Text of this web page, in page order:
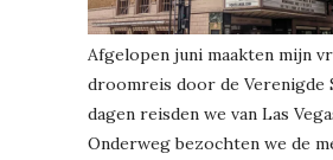
Afgelopen juni maakten mijn
droomreis door de Verenigde
dagen reisden we van Las
Onderweg bezochten we de